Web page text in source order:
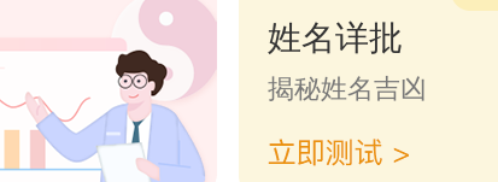
姓名详批
揭秘姓名吉凶